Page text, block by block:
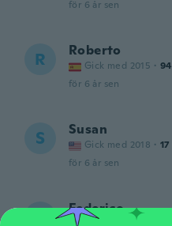
för 6 år sen
R Roberto
Gick med 2015 · 94
för 6 år sen
S Susan
Gick med 2018 · 17
för 6 år sen
Federico